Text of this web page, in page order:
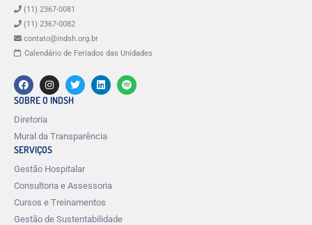
(11) 2367-0081
(11) 2367-0082
contato@indsh.org.br
Calendário de Feriados das Unidades
SOBRE O INDSH
Diretoria
Mural da Transparência
SERVIÇOS
Gestão Hospitalar
Consultoria e Assessoria
Cursos e Treinamentos
Gestão de Sustentabilidade